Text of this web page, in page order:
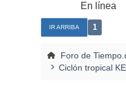
En línea
IR ARRIBA 1
Foro de
Ciclón tropical